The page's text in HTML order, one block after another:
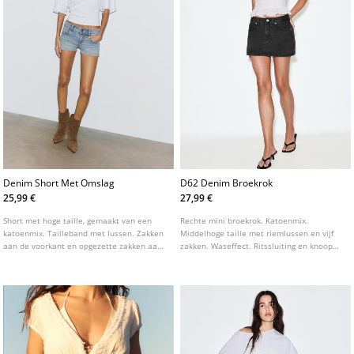
Denim Short Met Omslag
25,99 €
Short met hoge taille, gemaakt van een
katoenmix. Tailleband met lussen. Zakken
aan de voorkant en opgezette zakken aan
omslag. Verkrijgbaar in verschillende
kleuren.
D62 Denim Broekrok
27,99 €
Rechte mini broekrok. Katoenmix.
Middelhoge taille met riemlussen en vijf
zakken. Waseffect. Ritssluiting en knoop